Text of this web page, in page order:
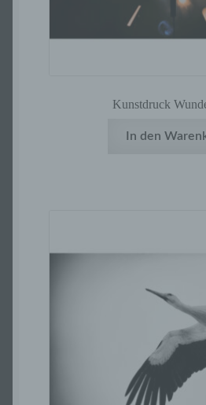
Kunstdruck
In den
personenbezogener
auf welche die
ohne Hinzuziehung
Informationen
Maßnahmen
g) Verantwortlicher
Verantwortlicher oder
Verantwortlicher ist die
juristische Person,
oder andere Stelle, die
gemeinsam mit
und Mittel der
personenbezogenen